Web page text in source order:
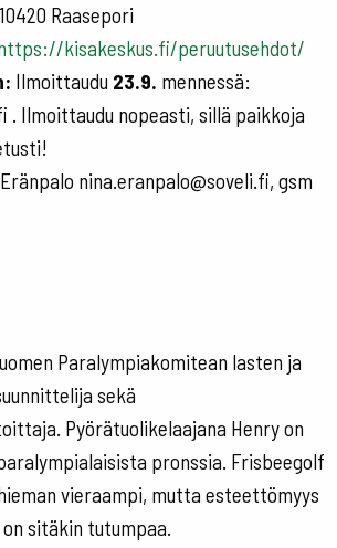
Raasepori
kisakeskus.fi/peruutusehdot/
Ilmoittaudu 23.9. mennessä:
. Ilmoittaudu nopeasti, sillä paikkoja
nina.eranpalo@soveli.fi, gsm
Paralympiakomitean lasten ja
sekä
Pyörätuolikelaajana Henry on
pronssia. Frisbeegolf
vieraampi, mutta esteettömyys
sitäkin tutumpaa.